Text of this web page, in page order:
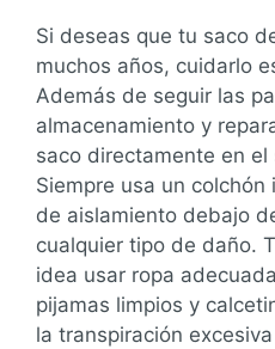
Si deseas que tu saco
muchos años, cuidarlo
Además de seguir las
almacenamiento y
saco directamente en el
Siempre usa un
de aislamiento debajo
cualquier tipo de daño.
idea usar ropa
pijamas limpios y
la transpiración